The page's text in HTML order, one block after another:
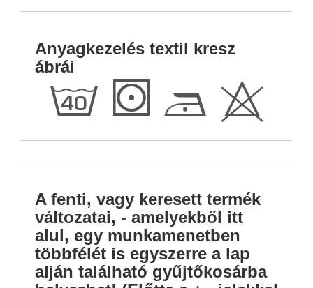
Anyagkezelés textil kresz
ábrái
h S D H
A fenti, vagy keresett termék
változatai, - amelyekből itt
alul, egy munkamenetben
többfélét is egyszerre a lap
alján található gyűjtőkosárba